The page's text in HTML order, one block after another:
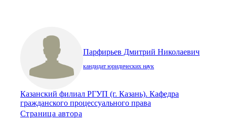
Парфирьев Дмитрий Николаевич
кандидат юридических наук
Казанский филиал РГУП (г. Казань). Кафедра
гражданского процессуального права
Страница автора